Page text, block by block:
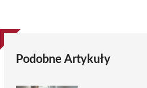
Podobne Artykuły